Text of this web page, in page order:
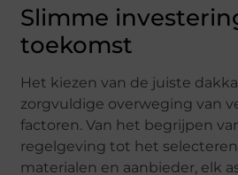
Slimme
toekomst
Het kiezen van de juiste
zorgvuldige overweging van
factoren. Van het begrijpen
regelgeving tot het
materialen en aanbieder, elk